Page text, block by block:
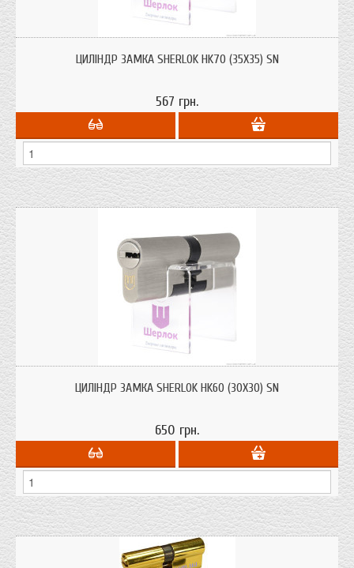
захисту від висвердлювання, від вибивання.
ЦИЛІНДР ЗАМКА SHERLOK HK70 (35Х35) SN
567 грн.
висвердлювання, від вибивання.
ЦИЛІНДР ЗАМКА SHERLOK HK60 (30Х30) SN
650 грн.